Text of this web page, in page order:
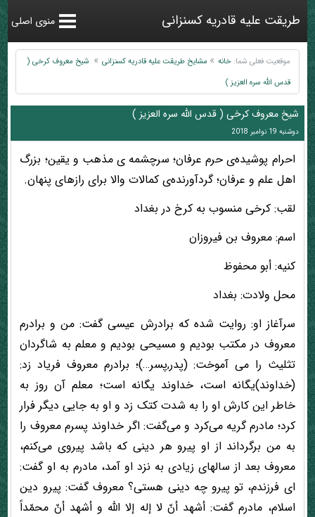
طریقت علیه قادریه کسنزانی منوی اصلی
موقعیت فعلی شما: خانه مشایخ طریقت علیه قادریه کسنزانی
شیخ معروف کرخی (
قدس الله سره العزیز )
شیخ معروف کرخی ( قدس الله سره العزیز )
دوشنبه 19 نوامبر 2018
احرام پوشیده‌ی حرم عرفان؛ سرچشمه ی مذهب و یقین؛ بزرگ
اهل علم و عرفان؛ گردآورنده‌ی کمالات والا برای رازهای پنهان.
لقب: کرخی منسوب به کرخ در بغداد
اسم: معروف بن فیروزان
کنیه: أبو محفوظ
محل ولادت: بغداد
سرآغاز او: روایت شده که برادرش عیسی گفت: من و برادرم
معروف در مکتب بودیم و مسیحی بودیم و معلم به شاگردان
تثلیث را می آموخت: (پدر,پسر…)؛ برادرم معروف فریاد زد:
(خداوند)یگانه است، خداوند یگانه است؛ معلم آن روز به
خاطر این کارش او را به شدت کتک زد و او به جایی دیگر فرار
کرد؛ مادرم گریه می‌کرد و می‌گفت: اگر خداوند پسرم معروف را
به من برگرداند از او پیرو هر دینی که باشد پیروی می‌کنم،
معروف بعد از سالهای زیادی به نزد او آمد، مادرم به او گفت:
ای فرزندم، تو پیرو چه دینی هستی؟ معروف گفت: پیرو دین
اسلام، مادرم گفت: أشهد أنّ لا إله إلا الله و أشهد أنّ محمّداً